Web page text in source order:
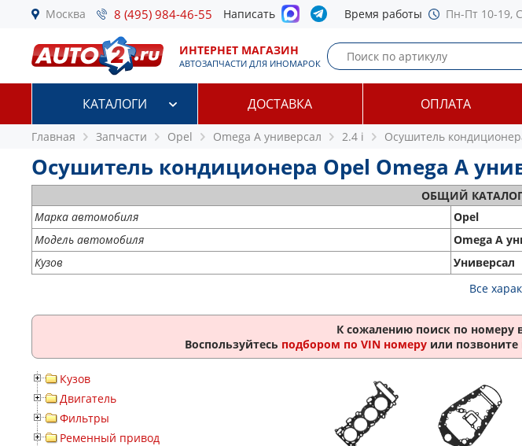
Москва 8 (495) 984-46-55 Написать Время работы Пн-Пт 10-19,
ИНТЕРНЕТ МАГАЗИН
АВТОЗАПЧАСТИ ДЛЯ ИНОМАРОК
КАТАЛОГИ ДОСТАВКА ОПЛАТА
Главная Запчасти Opel Omega A универсал 2.4 i Осушитель
Осушитель кондиционера Opel Omega A
ОБЩИЙ
Марка автомобиля
Opel
Модель автомобиля
Omega A
Кузов
Универсал
Все
К сожалению поиск по номеру
Воспользуйтесь подбором по VIN номеру или позвоните
Кузов
Двигатель
Фильтры
Ременный привод